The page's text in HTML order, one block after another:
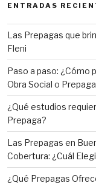
ENTRADAS
Las Prepagas que
Fleni
Paso a paso: ¿Cómo
Obra Social o
¿Qué estudios
Prepaga?
Las Prepagas en
Cobertura: ¿Cuál
¿Qué Prepagas